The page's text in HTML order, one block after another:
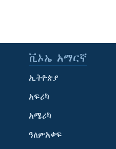
ቪኦኤ አማርኛ
ኢትዮጵያ
አፍሪካ
አሜሪካ
ዓለምአቀፍ